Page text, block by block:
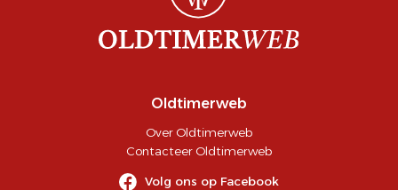
Oldtimerweb
Over Oldtimerweb
Contacteer Oldtimerweb
Volg ons op Facebook